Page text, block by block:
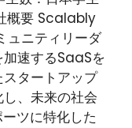
概要 Scalably
ュニティリーダ
速するSaaSを
タートアップ
、未来の社会
ツに特化した